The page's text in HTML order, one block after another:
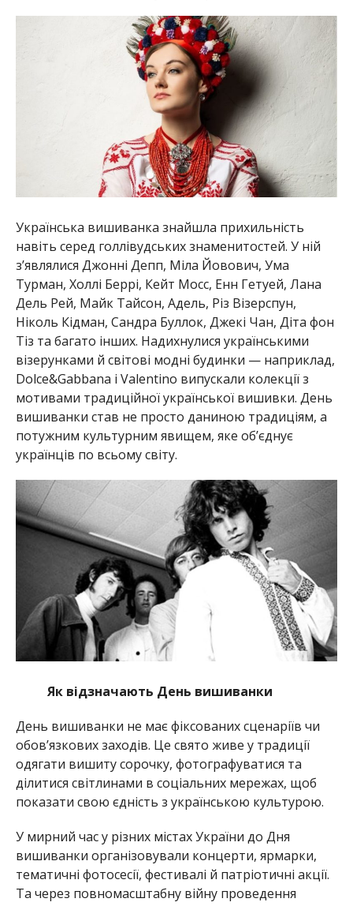
Українська вишиванка знайшла прихильність
навіть серед голлівудських знаменитостей. У ній
з’являлися Джонні Депп, Міла Йовович, Ума
Турман, Холлі Беррі, Кейт Мосс, Енн Гетуей, Лана
Дель Рей, Майк Тайсон, Адель, Різ Візерспун,
Ніколь Кідман, Сандра Буллок, Джекі Чан, Діта фон
Тіз та багато інших. Надихнулися українськими
візерунками й світові модні будинки — наприклад,
Dolce&Gabbana і Valentino випускали колекції з
мотивами традиційної української вишивки. День
вишиванки став не просто даниною традиціям, а
потужним культурним явищем, яке об’єднує
українців по всьому світу.
Як відзначають День вишиванки
День вишиванки не має фіксованих сценаріїв чи
обов’язкових заходів. Це свято живе у традиції
одягати вишиту сорочку, фотографуватися та
ділитися світлинами в соціальних мережах, щоб
показати свою єдність з українською культурою.
У мирний час у різних містах України до Дня
вишиванки організовували концерти, ярмарки,
тематичні фотосесії, фестивалі й патріотичні акції.
Та через повномасштабну війну проведення